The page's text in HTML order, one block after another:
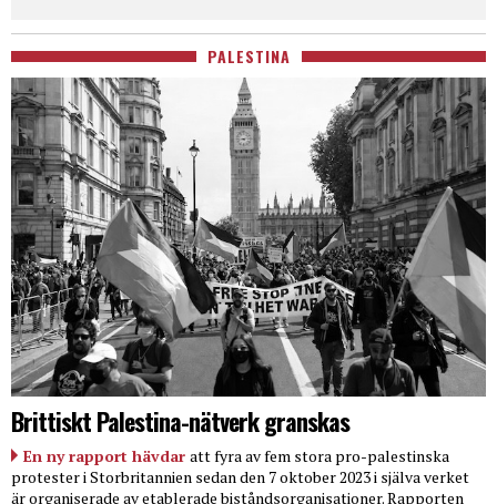
PALESTINA
Brittiskt Palestina-nätverk granskas
En ny rapport hävdar att fyra av fem stora pro-palestinska
protester i Storbritannien sedan den 7 oktober 2023 i själva verket
är organiserade av etablerade biståndsorganisationer. Rapporten